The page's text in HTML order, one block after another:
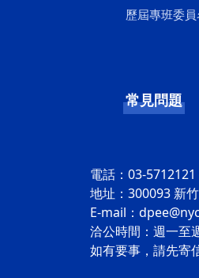
歷屆專班委
常見問題
電話：03-
地址：300093 新
E-mail：
洽公時間：週一至
如有要事，請先寄